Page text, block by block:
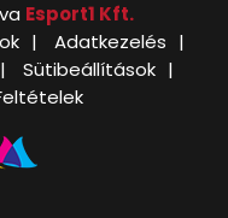
Esport1 Kft.
Adatkezelés
Sütibeállítások